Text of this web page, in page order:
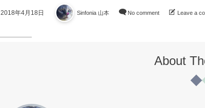
2018年4月18日 Sinfonia 山本 No comment Leave a
About